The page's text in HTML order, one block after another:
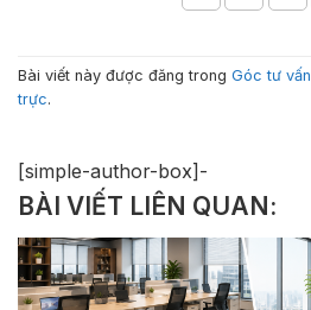
Bài viết này được đăng trong Góc tư vấn
trực.
[simple-author-box]-
BÀI VIẾT LIÊN QUAN: